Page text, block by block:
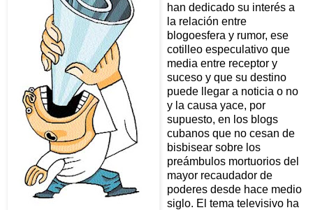
han dedicado su interés a
la relación entre
blogoesfera y rumor, ese
cotilleo especulativo que
media entre receptor y
suceso y que su destino
puede llegar a noticia o no
y la causa yace, por
supuesto, en los blogs
cubanos que no cesan de
bisbisear sobre los
preámbulos mortuorios del
mayor recaudador de
poderes desde hace medio
siglo. El tema televisivo ha